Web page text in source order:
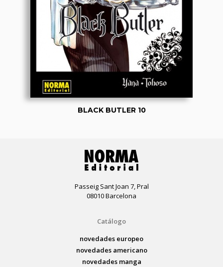
BLACK BUTLER 10
Passeig Sant Joan 7, Pral
08010 Barcelona
Catálogo
novedades europeo
novedades americano
novedades manga